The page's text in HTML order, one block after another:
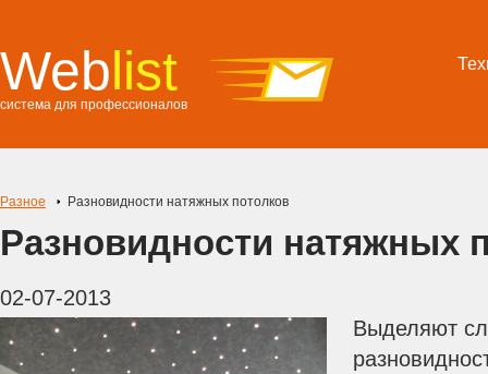
Weblist
система для профессионалов
Разное Разновидности натяжных потолков
Разновидности натяжных
02-07-2013
Выделяют